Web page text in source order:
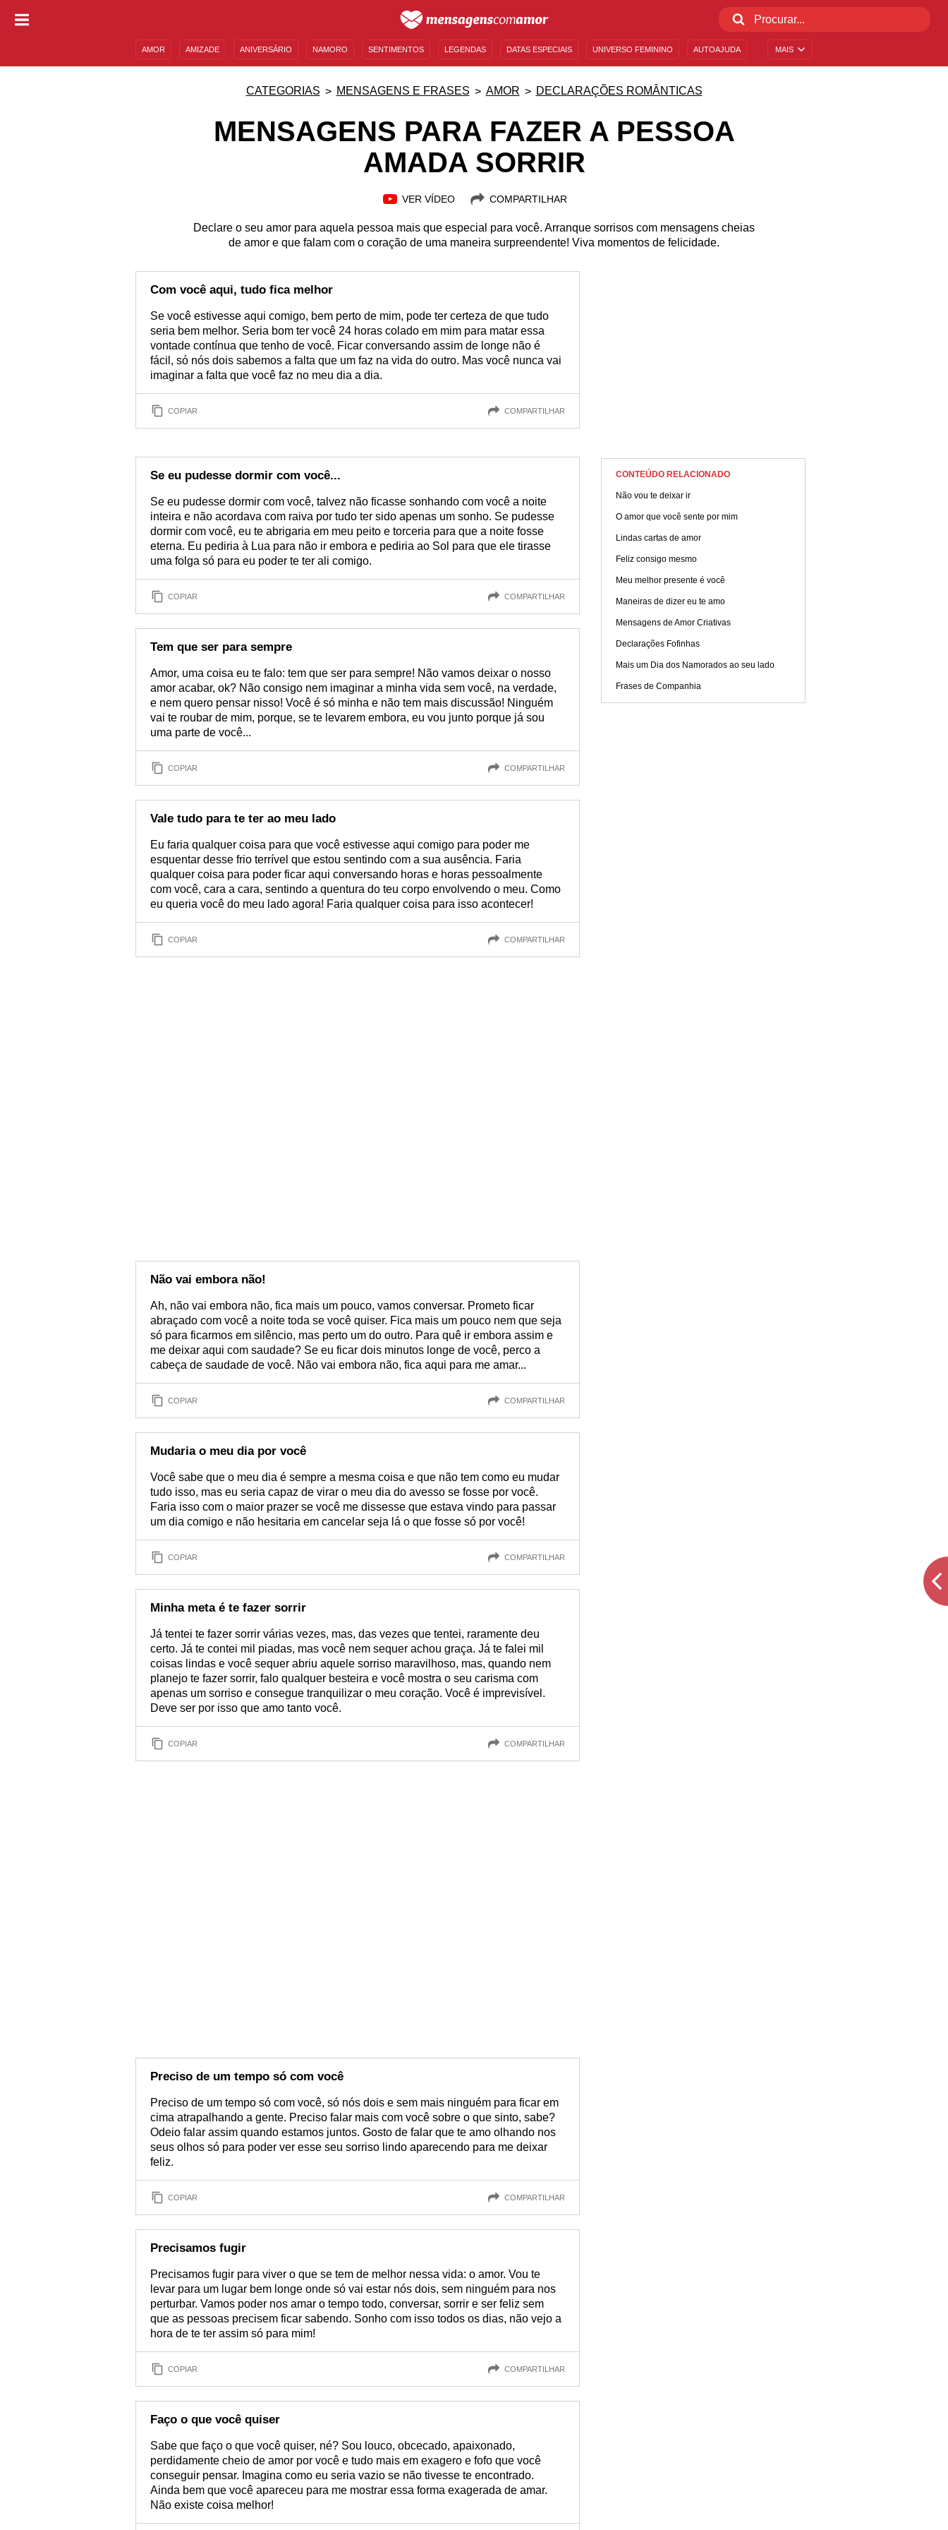
MAIS
AMOR AMIZADE ANIVERSÁRIO NAMORO SENTIMENTOS LEGENDAS DATAS ESPECIAIS UNIVERSO FEMININO AUTOAJUDA
CATEGORIAS MENSAGENS E FRASES AMOR DECLARAÇÕES ROMÂNTICAS
MENSAGENS PARA FAZER A PESSOA
AMADA SORRIR
VER VÍDEO COMPARTILHAR
Declare o seu amor para aquela pessoa mais que especial para você. Arranque sorrisos com mensagens cheias
de amor e que falam com o coração de uma maneira surpreendente! Viva momentos de felicidade.
Com você aqui, tudo fica melhor
Se você estivesse aqui comigo, bem perto de mim, pode ter certeza de que tudo
seria bem melhor. Seria bom ter você 24 horas colado em mim para matar essa
vontade contínua que tenho de você. Ficar conversando assim de longe não é
fácil, só nós dois sabemos a falta que um faz na vida do outro. Mas você nunca vai
imaginar a falta que você faz no meu dia a dia.
COPIAR COMPARTILHAR
Se eu pudesse dormir com você...
Se eu pudesse dormir com você, talvez não ficasse sonhando com você a noite
inteira e não acordava com raiva por tudo ter sido apenas um sonho. Se pudesse
dormir com você, eu te abrigaria em meu peito e torceria para que a noite fosse
eterna. Eu pediria à Lua para não ir embora e pediria ao Sol para que ele tirasse
uma folga só para eu poder te ter ali comigo.
COPIAR COMPARTILHAR
Tem que ser para sempre
Amor, uma coisa eu te falo: tem que ser para sempre! Não vamos deixar o nosso
amor acabar, ok? Não consigo nem imaginar a minha vida sem você, na verdade,
e nem quero pensar nisso! Você é só minha e não tem mais discussão! Ninguém
vai te roubar de mim, porque, se te levarem embora, eu vou junto porque já sou
uma parte de você...
COPIAR COMPARTILHAR
Vale tudo para te ter ao meu lado
Eu faria qualquer coisa para que você estivesse aqui comigo para poder me
esquentar desse frio terrível que estou sentindo com a sua ausência. Faria
qualquer coisa para poder ficar aqui conversando horas e horas pessoalmente
com você, cara a cara, sentindo a quentura do teu corpo envolvendo o meu. Como
eu queria você do meu lado agora! Faria qualquer coisa para isso acontecer!
COPIAR COMPARTILHAR
Não vai embora não!
Ah, não vai embora não, fica mais um pouco, vamos conversar. Prometo ficar
abraçado com você a noite toda se você quiser. Fica mais um pouco nem que seja
só para ficarmos em silêncio, mas perto um do outro. Para quê ir embora assim e
me deixar aqui com saudade? Se eu ficar dois minutos longe de você, perco a
cabeça de saudade de você. Não vai embora não, fica aqui para me amar...
COPIAR COMPARTILHAR
Mudaria o meu dia por você
Você sabe que o meu dia é sempre a mesma coisa e que não tem como eu mudar
tudo isso, mas eu seria capaz de virar o meu dia do avesso se fosse por você.
Faria isso com o maior prazer se você me dissesse que estava vindo para passar
um dia comigo e não hesitaria em cancelar seja lá o que fosse só por você!
COPIAR COMPARTILHAR
Minha meta é te fazer sorrir
Já tentei te fazer sorrir várias vezes, mas, das vezes que tentei, raramente deu
certo. Já te contei mil piadas, mas você nem sequer achou graça. Já te falei mil
coisas lindas e você sequer abriu aquele sorriso maravilhoso, mas, quando nem
planejo te fazer sorrir, falo qualquer besteira e você mostra o seu carisma com
apenas um sorriso e consegue tranquilizar o meu coração. Você é imprevisível.
Deve ser por isso que amo tanto você.
COPIAR COMPARTILHAR
Preciso de um tempo só com você
Preciso de um tempo só com você, só nós dois e sem mais ninguém para ficar em
cima atrapalhando a gente. Preciso falar mais com você sobre o que sinto, sabe?
Odeio falar assim quando estamos juntos. Gosto de falar que te amo olhando nos
seus olhos só para poder ver esse seu sorriso lindo aparecendo para me deixar
feliz.
COPIAR COMPARTILHAR
Precisamos fugir
Precisamos fugir para viver o que se tem de melhor nessa vida: o amor. Vou te
levar para um lugar bem longe onde só vai estar nós dois, sem ninguém para nos
perturbar. Vamos poder nos amar o tempo todo, conversar, sorrir e ser feliz sem
que as pessoas precisem ficar sabendo. Sonho com isso todos os dias, não vejo a
hora de te ter assim só para mim!
COPIAR COMPARTILHAR
Faço o que você quiser
Sabe que faço o que você quiser, né? Sou louco, obcecado, apaixonado,
perdidamente cheio de amor por você e tudo mais em exagero e fofo que você
conseguir pensar. Imagina como eu seria vazio se não tivesse te encontrado.
Ainda bem que você apareceu para me mostrar essa forma exagerada de amar.
Não existe coisa melhor!
CONTEÚDO RELACIONADO
Não vou te deixar ir
O amor que você sente por mim
Lindas cartas de amor
Feliz consigo mesmo
Meu melhor presente é você
Maneiras de dizer eu te amo
Mensagens de Amor Criativas
Declarações Fofinhas
Mais um Dia dos Namorados ao seu lado
Frases de Companhia